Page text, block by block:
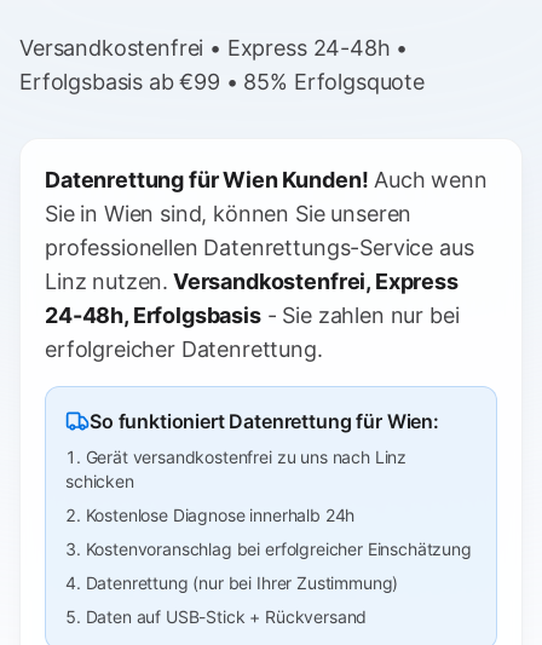
Versandkostenfrei • Express 24-48h •
Erfolgsbasis ab €99 • 85% Erfolgsquote
Datenrettung für Wien Kunden! Auch wenn
Sie in Wien sind, können Sie unseren
professionellen Datenrettungs-Service aus
Linz nutzen. Versandkostenfrei, Express
24-48h, Erfolgsbasis- Sie zahlen nur bei
erfolgreicher Datenrettung.
So funktioniert Datenrettung für Wien:
Gerät versandkostenfrei zu uns nach Linz
schicken
Kostenlose Diagnose innerhalb 24h
Kostenvoranschlag bei erfolgreicher Einschätzung
Datenrettung (nur bei Ihrer Zustimmung)
Daten auf USB-Stick + Rückversand